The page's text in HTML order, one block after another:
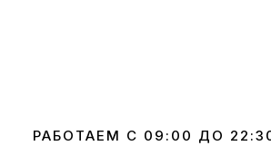
РАБОТАЕМ С 09:00 ДО